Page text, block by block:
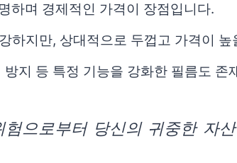
하며 경제적인 가격이 장점입니다.
하지만, 상대적으로 두껍고 가격이 높
지 등 특정 기능을 강화한 필름도 존
으로부터 당신의 귀중한 자